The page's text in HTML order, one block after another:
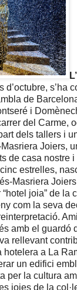
d’octubre, s’ha
de
i
del Carme,
dels tallers i
Joiers,
de casa nostre
estrelles,
Masriera
joia” de la
com la seva
amb el guardó
rellevant
hotelera a La
un edifici
per la cultura
joies de la